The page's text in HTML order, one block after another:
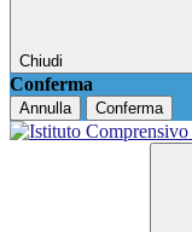
Chiudi
Conferma
Annulla Conferma